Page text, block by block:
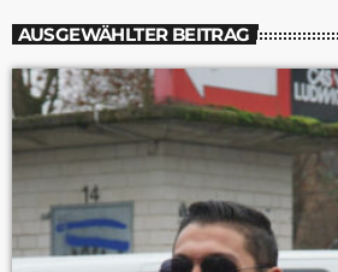
AUSGEWÄHLTER BEITRAG